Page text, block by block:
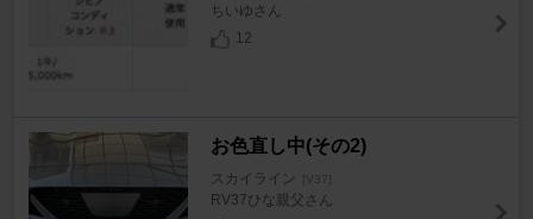
ちいゆさん
12
お色直し中(その2)
スカイライン [V37]
RV37ひな親父さん